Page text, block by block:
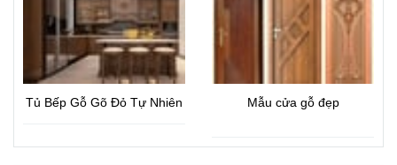
Tủ Bếp Gỗ Gõ Đỏ Tự Nhiên Mẫu cửa gỗ đẹp